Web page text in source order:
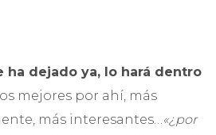
ha dejado ya, lo hará dentro
mejores por ahí, más
más interesantes…«¿por